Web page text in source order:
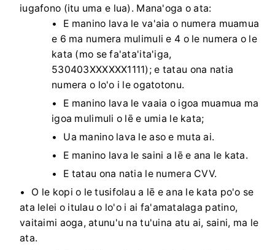
iugafono (itu uma e lua). Mana'oga o ata:
E manino lava le va'aia o numera muamua
e 6 ma numera mulimuli e 4 o le numera o le
kata (mo se fa'ata'ita'iga,
530403XXXXXX1111); e tatau ona natia
numera o lo'o i le ogatotonu.
E manino lava le vaaia o igoa muamua ma
igoa mulimuli o lē e umia le kata;
Ua manino lava le aso e muta ai.
E manino lava le saini a lē e ana le kata.
E tatau ona natia le numera CVV.
O le kopi o le tusifolau a lē e ana le kata po'o se
ata lelei o itulau o lo'o i ai fa'amatalaga patino,
vaitaimi aoga, atunu'u na tu'uina atu ai, saini, ma le
ata.